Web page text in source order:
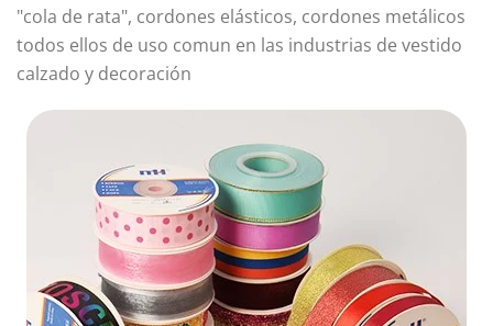
"cola de rata", cordones elásticos, cordones metálicos
todos ellos de uso comun en las industrias de vestido
calzado y decoración